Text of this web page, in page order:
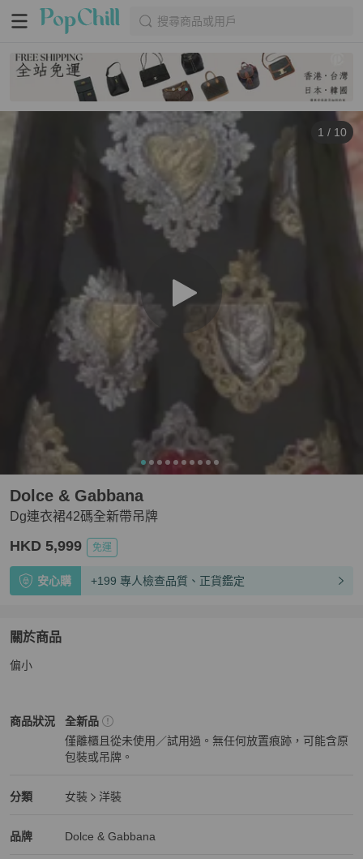
搜尋商品或用戶
1 / 10
Dg連衣裙42碼全新帶吊牌
Dolce & Gabbana
HKD 5,999 免運
安心購 +199 專人檢查品質、正貨鑑定
關於商品
關於
偏小
商品狀況
Dolce & Gabbana 女裝
全新品
僅離櫃且從未使用／試用過。無任何放置痕跡，可能含原
包裝或吊牌。
分類
Dolce & Gabbana 女裝
女裝
洋裝
品牌
Dolce & Gabbana精品女裝品牌介紹
Dolce & Gabbana
Dolce & Gabbana推薦清單